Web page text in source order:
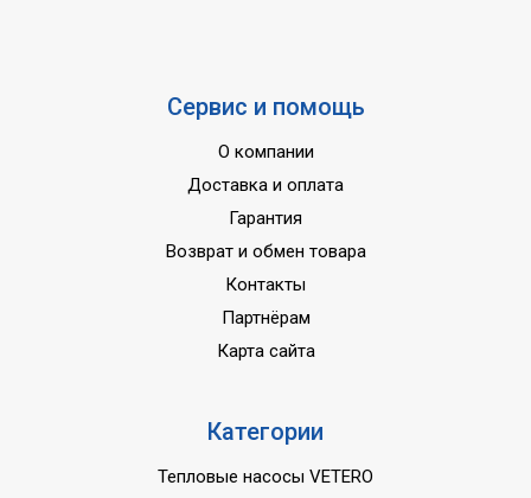
Сервис и помощь
О компании
Доставка и оплата
Гарантия
Возврат и обмен товара
Контакты
Партнёрам
Карта сайта
Категории
Тепловые насосы VETERO